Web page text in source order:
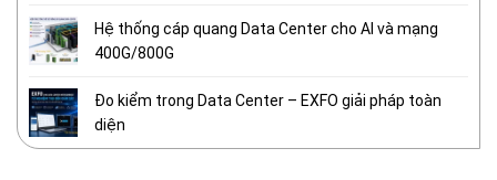
Hệ thống cáp quang Data Center cho AI và mạng
400G/800G
Đo kiểm trong Data Center – EXFO giải pháp toàn
diện